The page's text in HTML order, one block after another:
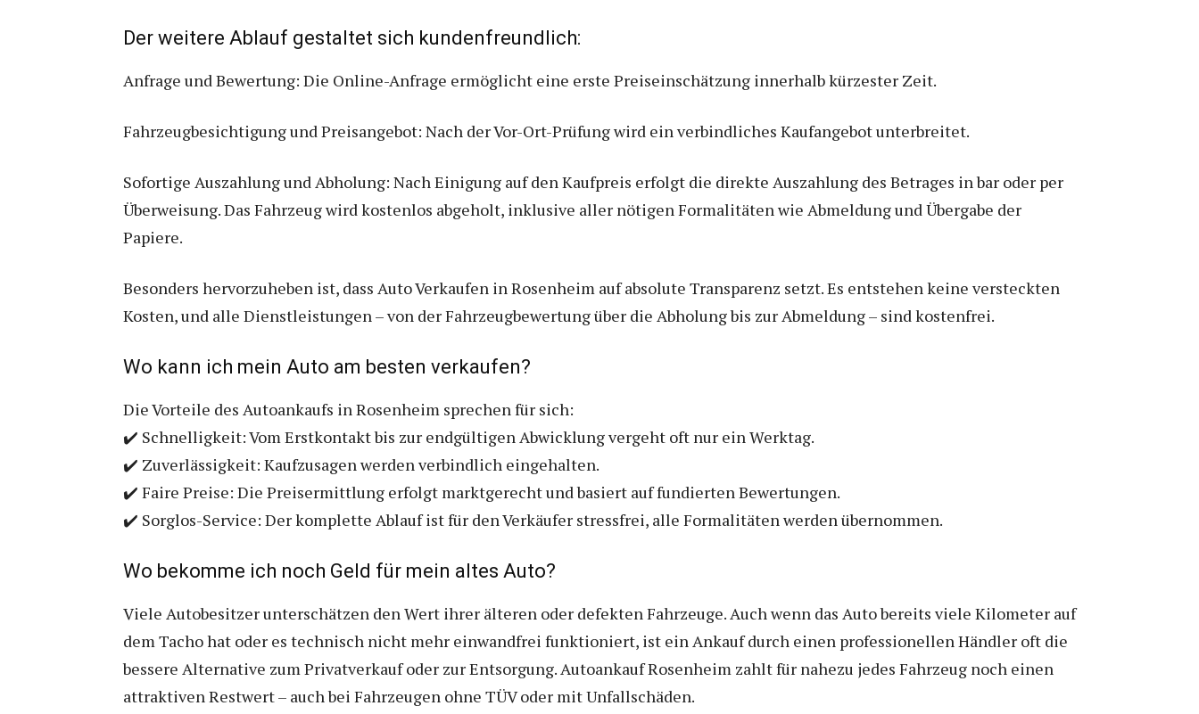
Der weitere Ablauf gestaltet sich kundenfreundlich:
Anfrage und Bewertung: Die Online-Anfrage ermöglicht eine erste Preiseinschätzung innerhalb kürzester Zeit.
Fahrzeugbesichtigung und Preisangebot: Nach der Vor-Ort-Prüfung wird ein verbindliches Kaufangebot unterbreitet.
Sofortige Auszahlung und Abholung: Nach Einigung auf den Kaufpreis erfolgt die direkte Auszahlung des Betrages in bar oder per
Überweisung. Das Fahrzeug wird kostenlos abgeholt, inklusive aller nötigen Formalitäten wie Abmeldung und Übergabe der
Papiere.
Besonders hervorzuheben ist, dass Auto Verkaufen in Rosenheim auf absolute Transparenz setzt. Es entstehen keine versteckten
Kosten, und alle Dienstleistungen – von der Fahrzeugbewertung über die Abholung bis zur Abmeldung – sind kostenfrei.
Wo kann ich mein Auto am besten verkaufen?
Die Vorteile des Autoankaufs in Rosenheim sprechen für sich:
✔️ Schnelligkeit: Vom Erstkontakt bis zur endgültigen Abwicklung vergeht oft nur ein Werktag.
✔️ Zuverlässigkeit: Kaufzusagen werden verbindlich eingehalten.
✔️ Faire Preise: Die Preisermittlung erfolgt marktgerecht und basiert auf fundierten Bewertungen.
✔️ Sorglos-Service: Der komplette Ablauf ist für den Verkäufer stressfrei, alle Formalitäten werden übernommen.
Wo bekomme ich noch Geld für mein altes Auto?
Viele Autobesitzer unterschätzen den Wert ihrer älteren oder defekten Fahrzeuge. Auch wenn das Auto bereits viele Kilometer auf
dem Tacho hat oder es technisch nicht mehr einwandfrei funktioniert, ist ein Ankauf durch einen professionellen Händler oft die
bessere Alternative zum Privatverkauf oder zur Entsorgung. Autoankauf Rosenheim zahlt für nahezu jedes Fahrzeug noch einen
attraktiven Restwert – auch bei Fahrzeugen ohne TÜV oder mit Unfallschäden.